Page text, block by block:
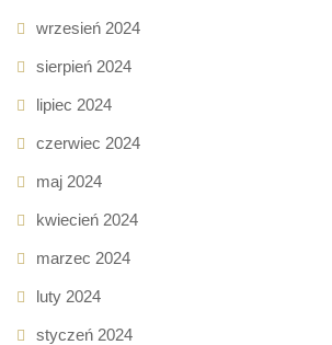
wrzesień 2024
sierpień 2024
lipiec 2024
czerwiec 2024
maj 2024
kwiecień 2024
marzec 2024
luty 2024
styczeń 2024